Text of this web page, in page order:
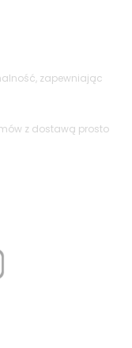
zapewniając
z dostawą prosto